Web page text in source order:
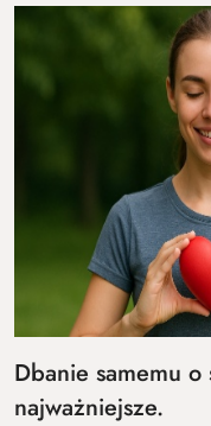
Dbanie samemu
najważniejsze.